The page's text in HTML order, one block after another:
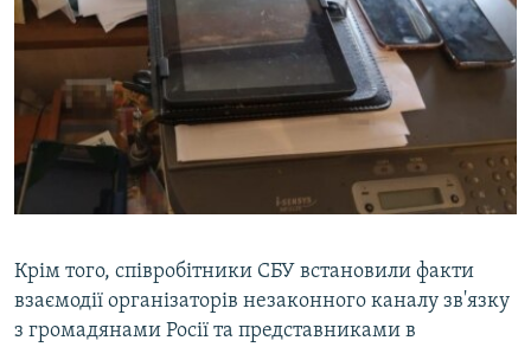
Крім того, співробітники СБУ встановили факти
взаємодії організаторів незаконного каналу зв'язку
з громадянами Росії та представниками в